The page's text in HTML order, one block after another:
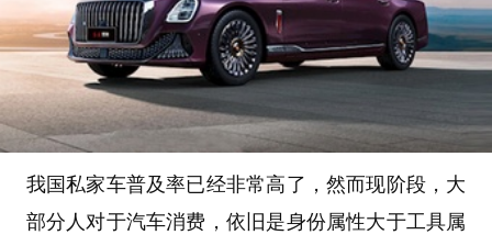
我国私家车普及率已经非常高了，然而现阶段，大
部分人对于汽车消费，依旧是身份属性大于工具属